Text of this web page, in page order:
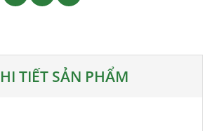
TIẾT SẢN PHẨM